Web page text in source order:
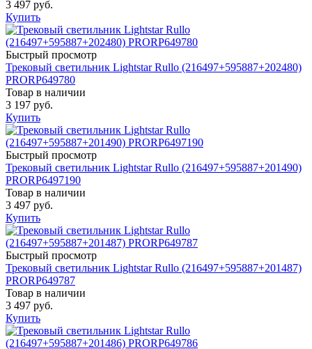
3 497 руб.
Купить
Быстрый просмотр
Трековый светильник Lightstar Rullo (216497+595887+202480)
PRORP649780
Товар в наличии
3 197 руб.
Купить
Быстрый просмотр
Трековый светильник Lightstar Rullo (216497+595887+201490)
PRORP6497190
Товар в наличии
3 497 руб.
Купить
Быстрый просмотр
Трековый светильник Lightstar Rullo (216497+595887+201487)
PRORP649787
Товар в наличии
3 497 руб.
Купить